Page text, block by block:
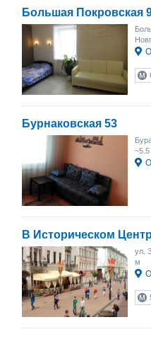
Большая Покровская
Бурнаковская 53
В Историческом
ул.
м